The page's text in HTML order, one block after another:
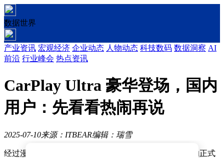
数据世界
产业资讯 宏观经济 企业动态 人物动态 科技数码 数据洞察 AI
前沿 行业峰会 热点资讯
CarPlay Ultra 豪华登场，国内
用户：先看看热闹再说
2025-07-10来源：ITBEAR编辑：瑞雪
经过漫长的等待，苹果粉丝们终于迎来了CarPlay Ultra的正式